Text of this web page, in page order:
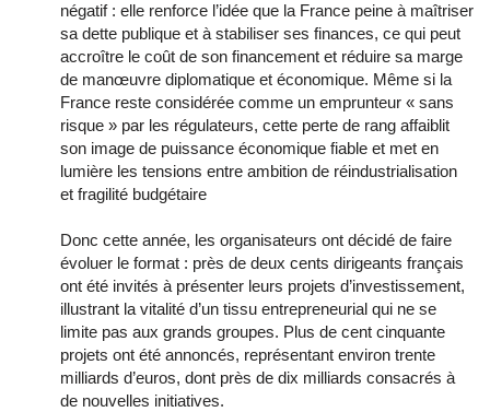
négatif : elle renforce l’idée que la France peine à maîtriser
sa dette publique et à stabiliser ses finances, ce qui peut
accroître le coût de son financement et réduire sa marge
de manœuvre diplomatique et économique. Même si la
France reste considérée comme un emprunteur « sans
risque » par les régulateurs, cette perte de rang affaiblit
son image de puissance économique fiable et met en
lumière les tensions entre ambition de réindustrialisation
et fragilité budgétaire
Donc cette année, les organisateurs ont décidé de faire
évoluer le format : près de deux cents dirigeants français
ont été invités à présenter leurs projets d’investissement,
illustrant la vitalité d’un tissu entrepreneurial qui ne se
limite pas aux grands groupes. Plus de cent cinquante
projets ont été annoncés, représentant environ trente
milliards d’euros, dont près de dix milliards consacrés à
de nouvelles initiatives.